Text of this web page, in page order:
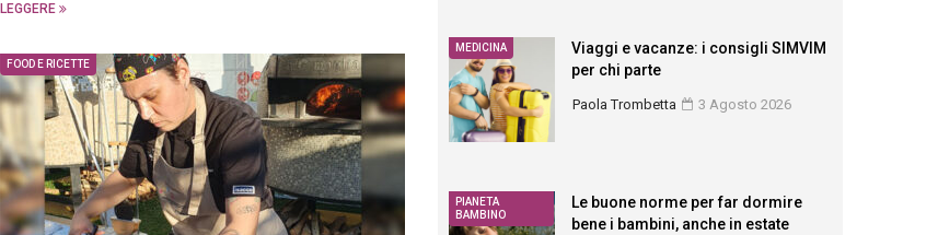
LEGGERE
FOOD E RICETTE
MEDICINA
Viaggi e vacanze: i consigli SIMVIM
per chi parte
Paola Trombetta 3 Agosto 2026
PIANETA
BAMBINO
Le buone norme per far dormire
bene i bambini, anche in estate